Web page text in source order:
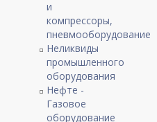
и
компрессоры,
пневмооборудование
Неликвиды
промышленного
оборудования
Нефте -
Газовое
оборудование